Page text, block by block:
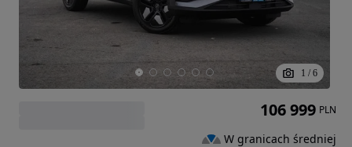
1 / 6
106 999 PLN
W granicach średniej